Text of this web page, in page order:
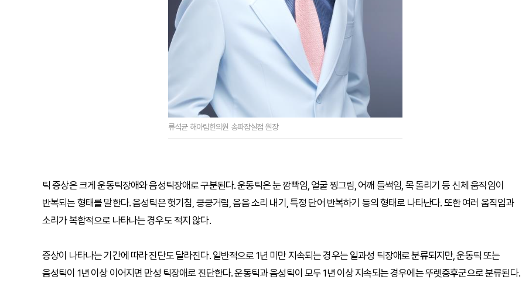
류석균 해아림한의원 송파잠실점 원장
틱 증상은 크게 운동틱장애와 음성틱장애로 구분된다. 운동틱은 눈 깜빡임, 얼굴 찡그림, 어깨 들썩임, 목 돌리기 등 신체 움직임이
반복되는 형태를 말한다. 음성틱은 헛기침, 킁킁거림, 음음 소리 내기, 특정 단어 반복하기 등의 형태로 나타난다. 또한 여러 움직임과
소리가 복합적으로 나타나는 경우도 적지 않다.
증상이 나타나는 기간에 따라 진단도 달라진다. 일반적으로 1년 미만 지속되는 경우는 일과성 틱장애로 분류되지만, 운동틱 또는
음성틱이 1년 이상 이어지면 만성 틱장애로 진단한다. 운동틱과 음성틱이 모두 1년 이상 지속되는 경우에는 뚜렛증후군으로 분류된다.